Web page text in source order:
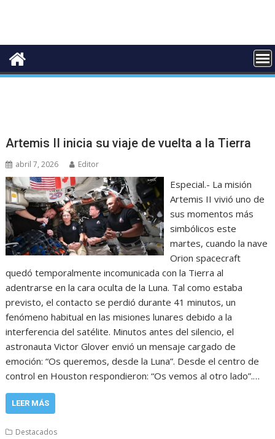
Artemis II inicia su viaje de vuelta a la Tierra
abril 7, 2026 Editor
Especial.- La misión
Artemis II vivió uno de
sus momentos más
simbólicos este
martes, cuando la nave
Orion spacecraft
quedó temporalmente incomunicada con la Tierra al
adentrarse en la cara oculta de la Luna. Tal como estaba
previsto, el contacto se perdió durante 41 minutos, un
fenómeno habitual en las misiones lunares debido a la
interferencia del satélite. Minutos antes del silencio, el
astronauta Victor Glover envió un mensaje cargado de
emoción: “Os queremos, desde la Luna”. Desde el centro de
control en Houston respondieron: “Os vemos al otro lado”.…
LEER MÁS
Destacados